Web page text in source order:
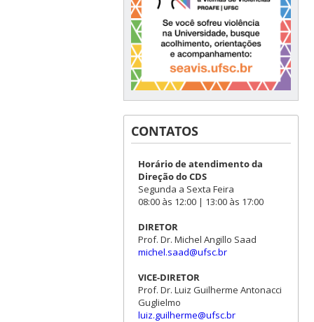
CONTATOS
Horário de atendimento da
Direção do CDS
Segunda a Sexta Feira
08:00 às 12:00 | 13:00 às 17:00
DIRETOR
Prof. Dr. Michel Angillo Saad
michel.saad@ufsc.br
VICE-DIRETOR
Prof. Dr. Luiz Guilherme Antonacci
Guglielmo
luiz.guilherme@ufsc.br